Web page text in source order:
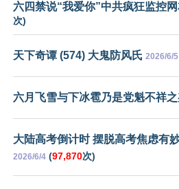
六四禁说“我爱你”中共疯狂监控
次)
天下奇谭 (574) 大鬼防风氏 2026/6/5
六月飞雪与下冰雹乃是党魁不祥
大陆高考倒计时 摆脱高考焦虑有
2026/6/4 (97,870次)